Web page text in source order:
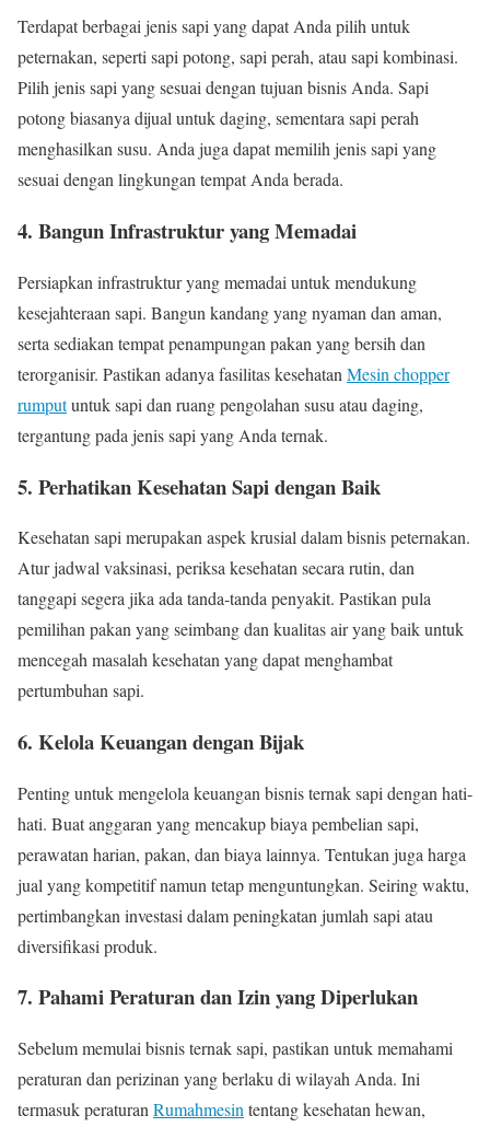
Terdapat berbagai jenis sapi yang dapat Anda pilih untuk
peternakan, seperti sapi potong, sapi perah, atau sapi kombinasi.
Pilih jenis sapi yang sesuai dengan tujuan bisnis Anda. Sapi
potong biasanya dijual untuk daging, sementara sapi perah
menghasilkan susu. Anda juga dapat memilih jenis sapi yang
sesuai dengan lingkungan tempat Anda berada.
4. Bangun Infrastruktur yang Memadai
Persiapkan infrastruktur yang memadai untuk mendukung
kesejahteraan sapi. Bangun kandang yang nyaman dan aman,
serta sediakan tempat penampungan pakan yang bersih dan
terorganisir. Pastikan adanya fasilitas kesehatan Mesin chopper
rumputuntuk sapi dan ruang pengolahan susu atau daging,
tergantung pada jenis sapi yang Anda ternak.
5. Perhatikan Kesehatan Sapi dengan Baik
Kesehatan sapi merupakan aspek krusial dalam bisnis peternakan.
Atur jadwal vaksinasi, periksa kesehatan secara rutin, dan
tanggapi segera jika ada tanda-tanda penyakit. Pastikan pula
pemilihan pakan yang seimbang dan kualitas air yang baik untuk
mencegah masalah kesehatan yang dapat menghambat
pertumbuhan sapi.
6. Kelola Keuangan dengan Bijak
Penting untuk mengelola keuangan bisnis ternak sapi dengan hati-
hati. Buat anggaran yang mencakup biaya pembelian sapi,
perawatan harian, pakan, dan biaya lainnya. Tentukan juga harga
jual yang kompetitif namun tetap menguntungkan. Seiring waktu,
pertimbangkan investasi dalam peningkatan jumlah sapi atau
diversifikasi produk.
7. Pahami Peraturan dan Izin yang Diperlukan
Sebelum memulai bisnis ternak sapi, pastikan untuk memahami
peraturan dan perizinan yang berlaku di wilayah Anda. Ini
termasuk peraturan Rumahmesin tentang kesehatan hewan,